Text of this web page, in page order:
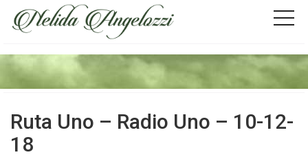
Ruta Uno – Radio Uno – 10-12-
18